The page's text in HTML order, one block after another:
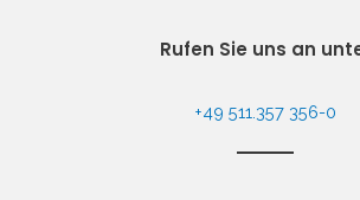
Rufen Sie uns an
+49 511.357 356-0​